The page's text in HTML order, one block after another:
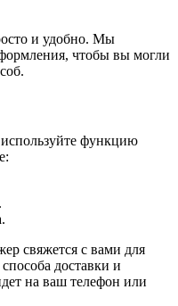
и удобно. Мы
чтобы вы могли
функцию
свяжется с вами для
доставки и
на ваш телефон или